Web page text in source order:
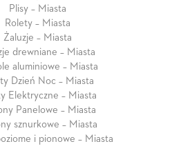
Plisy – Miasta
Rolety – Miasta
Żaluzje – Miasta
drewniane – Miasta
aluminiowe – Miasta
Dzień Noc – Miasta
Elektryczne – Miasta
Panelowe – Miasta
sznurkowe – Miasta
i pionowe – Miasta